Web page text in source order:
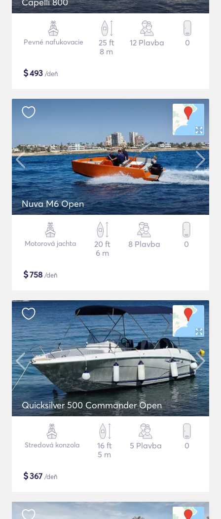
Pevné nafukovacie
25 ft
8 m
12 Plavba 0
$493 /deň
Nuva M6 Open
Motorová jachta
20 ft
6 m
8 Plavba 0
$758 /deň
Quicksilver 500 Commander Open
Stredová konzola
16 ft
5 m
5 Plavba 0
$367 /deň